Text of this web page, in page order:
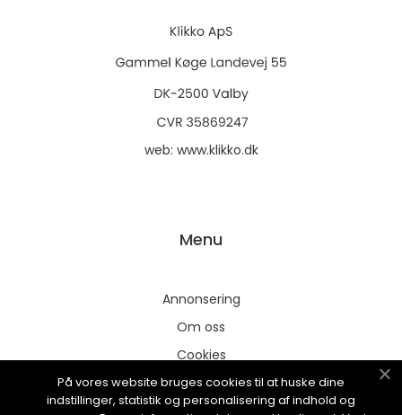
web: www.klikko.dk
Menu
Annonsering
Om oss
Cookies
Kontakta oss
Sitemap
På vores website bruges cookies til at huske dine
indstillinger, statistik og personalisering af indhold og